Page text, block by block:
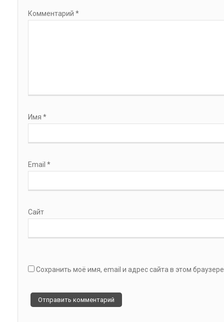
Комментарий *
Имя *
Email *
Сайт
Сохранить моё имя, email и адрес сайта в этом